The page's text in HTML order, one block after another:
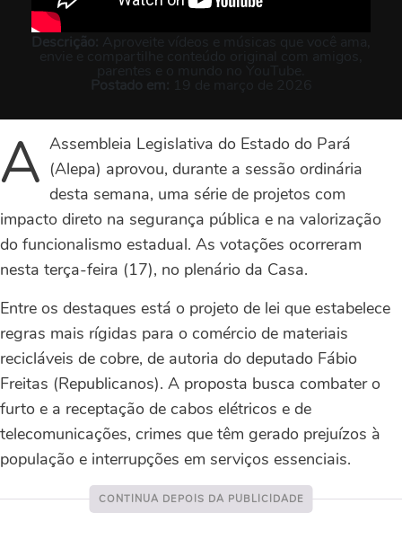
Descrição: Aproveite vídeos e músicas que você ama,
envie e compartilhe conteúdo original com amigos,
parentes e o mundo no YouTube.
Postado em: 19 de março de 2026
AAssembleia Legislativa do Estado do Pará
(Alepa) aprovou, durante a sessão ordinária
desta semana, uma série de projetos com
impacto direto na segurança pública e na valorização
do funcionalismo estadual. As votações ocorreram
nesta terça-feira (17), no plenário da Casa.
Entre os destaques está o projeto de lei que estabelece
regras mais rígidas para o comércio de materiais
recicláveis de cobre, de autoria do deputado Fábio
Freitas (Republicanos). A proposta busca combater o
furto e a receptação de cabos elétricos e de
telecomunicações, crimes que têm gerado prejuízos à
população e interrupções em serviços essenciais.